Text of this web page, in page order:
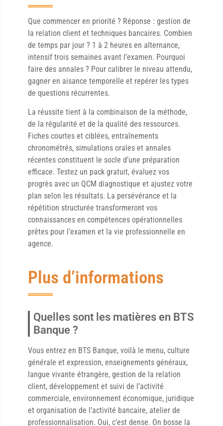
Que commencer en priorité ? Réponse : gestion de
la relation client et techniques bancaires. Combien
de temps par jour ? 1 à 2 heures en alternance,
intensif trois semaines avant l’examen. Pourquoi
faire des annales ? Pour calibrer le niveau attendu,
gagner en aisance temporelle et repérer les types
de questions récurrentes.
La réussite tient à la combinaison de la méthode,
de la régularité et de la qualité des ressources.
Fiches courtes et ciblées, entraînements
chronométrés, simulations orales et annales
récentes constituent le socle d’une préparation
efficace. Testez un pack gratuit, évaluez vos
progrès avec un QCM diagnostique et ajustez votre
plan selon les résultats. La persévérance et la
répétition structurée transformeront vos
connaissances en compétences opérationnelles
prêtes pour l’examen et la vie professionnelle en
agence.
Plus d’informations
Quelles sont les matières en BTS
Banque ?
Vous entrez en BTS Banque, voilà le menu, culture
générale et expression, enseignements généraux,
langue vivante étrangère, gestion de la relation
client, développement et suivi de l’activité
commerciale, environnement économique, juridique
et organisation de l’activité bancaire, atelier de
professionnalisation. Oui, c’est dense. On bosse la